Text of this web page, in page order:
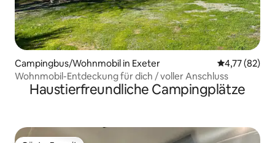
Campingbus/Wohnmobil in Exeter
4,77 (82)
Wohnmobil-Entdeckung für dich / voller Anschluss
Haustierfreundliche Campingplätze